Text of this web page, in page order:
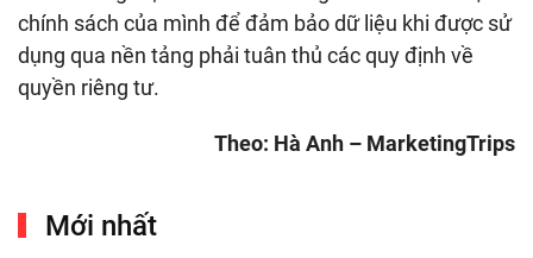
chính sách của mình để đảm bảo dữ liệu khi được sử
dụng qua nền tảng phải tuân thủ các quy định về
quyền riêng tư.
Theo: Hà Anh – MarketingTrips
Mới nhất